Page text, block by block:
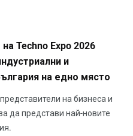
Techno Expo 2026
и
на едно място
на бизнеса и
да представи най-новите